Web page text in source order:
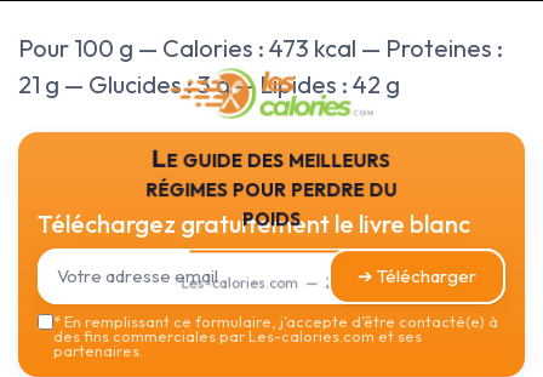
Pour 100 g — Calories : 473 kcal — Proteines :
21 g — Glucides : 3 g — Lipides : 42 g
Le guide des meilleurs
régimes pour perdre du
poids
Les-calories.com — 2026
Téléchargez gratuitement le livre blanc
➔ Télécharger
*En remplissant ce formulaire, j’accepte d’être contacté(e) à
des fins commerciales par Les-calories.com et ses
partenaires.